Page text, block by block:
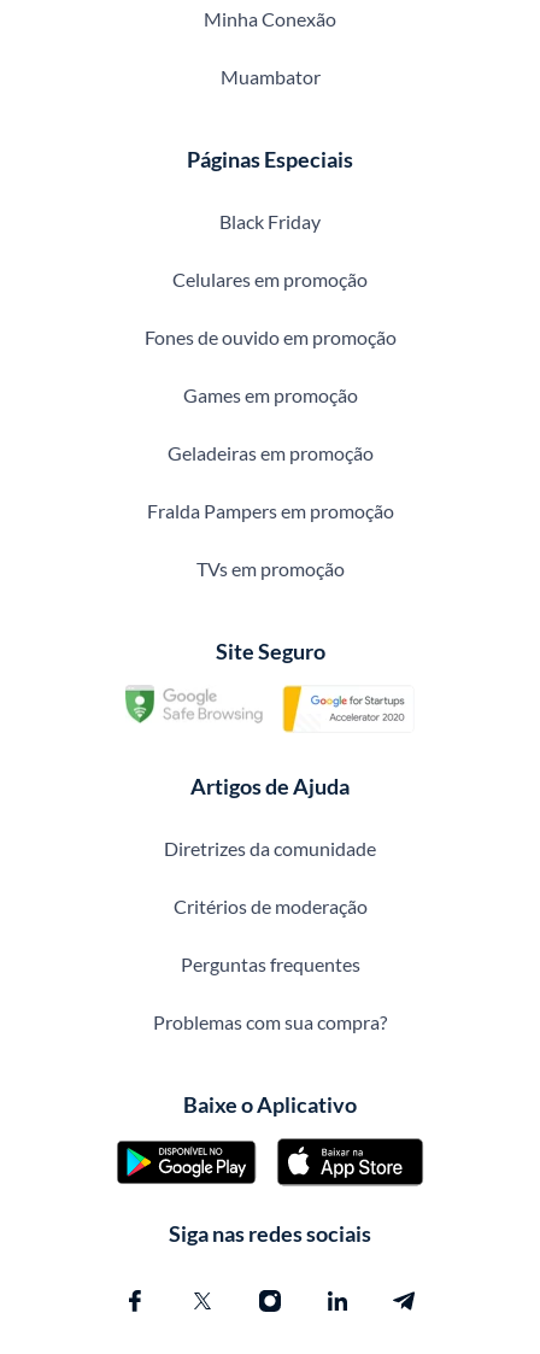
Minha Conexão
Muambator
Páginas Especiais
Black Friday
Celulares em promoção
Fones de ouvido em promoção
Games em promoção
Geladeiras em promoção
Fralda Pampers em promoção
TVs em promoção
Site Seguro
Artigos de Ajuda
Diretrizes da comunidade
Critérios de moderação
Perguntas frequentes
Problemas com sua compra?
Baixe o Aplicativo
Siga nas redes sociais